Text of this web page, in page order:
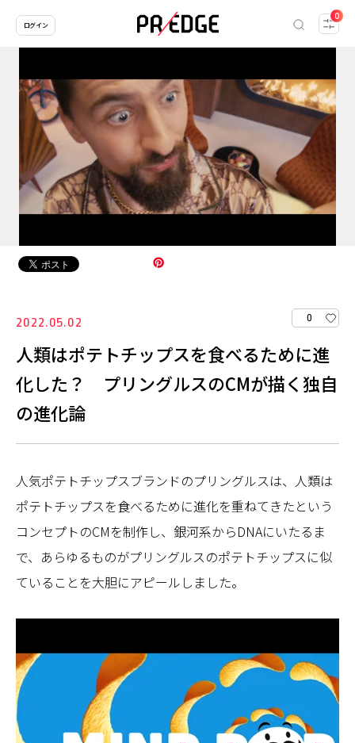
0
ログイン
2022.05.02 0
人類はポテトチップスを食べるために進
化した？ プリングルスのCMが描く独自
の進化論
人気ポテトチップスブランドのプリングルスは、人類は
ポテトチップスを食べるために進化を重ねてきたという
コンセプトのCMを制作し、銀河系からDNAにいたるま
で、あらゆるものがプリングルスのポテトチップスに似
ていることを大胆にアピールしました。